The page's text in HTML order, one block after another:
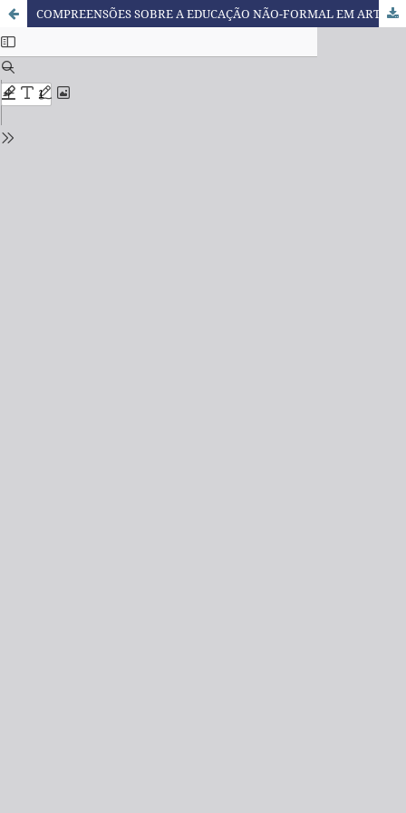
COMPREENSÕES SOBRE A EDUCAÇÃO NÃO-FORMAL EM ARTIGOS DE UM EVENTO DA ÁREA DA EDUCAÇÃO